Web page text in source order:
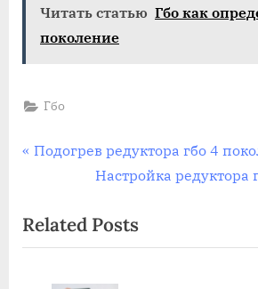
Читать статью Гбо как
поколение
Гбо
Навигация
записям
P
v
i
Подогрев редуктора гбо 4
N
x
t
Настройка редуктора
Related Posts